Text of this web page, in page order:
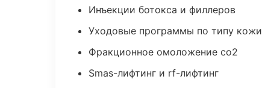
Инъекции ботокса и филлеров
Уходовые программы по типу кожи
Фракционное омоложение co2
Smas-лифтинг и rf-лифтинг